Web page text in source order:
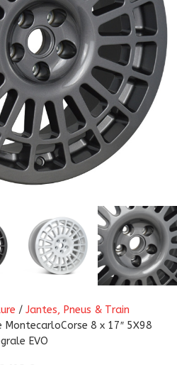
/ Jantes, Pneus & Train
MontecarloCorse 8 x 17″ 5X98
EVO